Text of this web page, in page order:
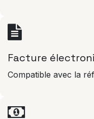
Facture
Compatible avec la